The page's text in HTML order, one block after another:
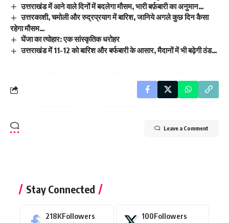
उत्तराखंड में आने वाले दिनों में बदलेगा मौसम, भारी बर्फ़बारी का अनुमान…
उत्तरकाशी, चमोली और रुद्रप्रयाग में बारिश, जानिये अगले कुछ दिन कैसा
रहेगा मौसम…
घेंजा का त्योहार: एक सांस्कृतिक धरोहर
उत्तराखंड में 11-12 को बारिश और बर्फबारी के आसार, मैदानों में भी बढ़ेगी ठंड…
Leave a Comment
Stay Connected
218KFollowers 100Followers